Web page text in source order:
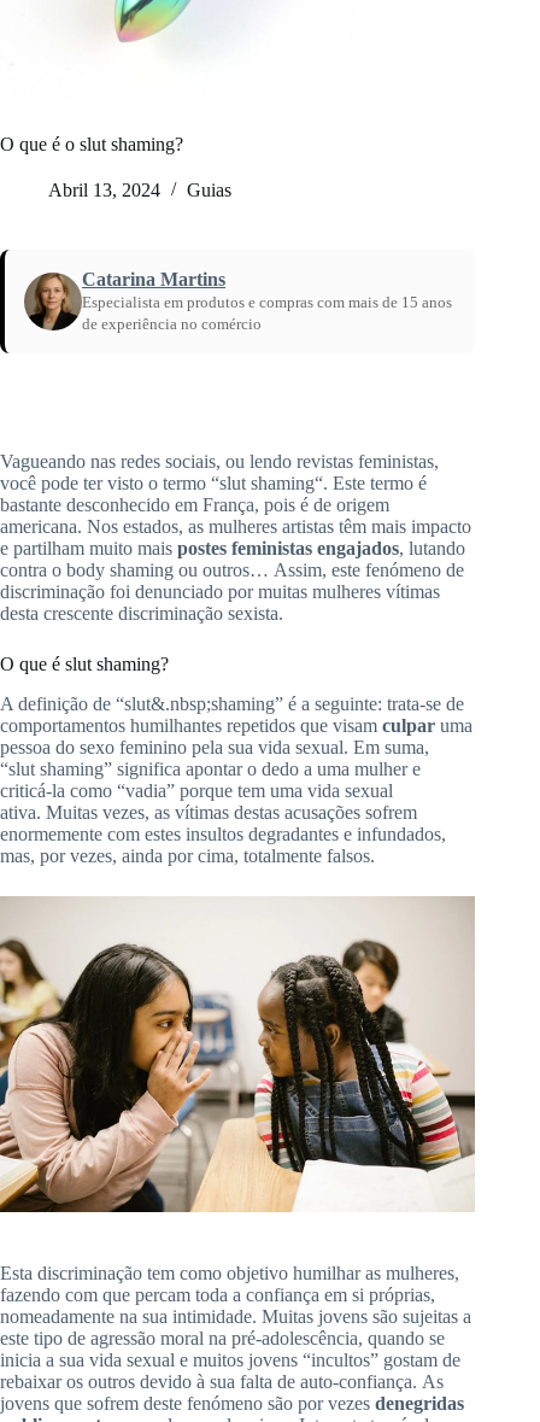
O que é o slut shaming?
Abril 13, 2024 Guias
Catarina Martins
Especialista em produtos e compras com mais de 15 anos
de experiência no comércio
Vagueando nas redes sociais, ou lendo revistas feministas,
você pode ter visto o termo “slut shaming“. Este termo é
bastante desconhecido em França, pois é de origem
americana. Nos estados, as mulheres artistas têm mais impacto
e partilham muito mais postes feministas engajados, lutando
contra o body shaming ou outros… Assim, este fenómeno de
discriminação foi denunciado por muitas mulheres vítimas
desta crescente discriminação sexista.
O que é slut shaming?
A definição de “slut&.nbsp;shaming” é a seguinte: trata-se de
comportamentos humilhantes repetidos que visam culpar uma
pessoa do sexo feminino pela sua vida sexual. Em suma,
“slut shaming” significa apontar o dedo a uma mulher e
criticá-la como “vadia” porque tem uma vida sexual
ativa. Muitas vezes, as vítimas destas acusações sofrem
enormemente com estes insultos degradantes e infundados,
mas, por vezes, ainda por cima, totalmente falsos.
Esta discriminação tem como objetivo humilhar as mulheres,
fazendo com que percam toda a confiança em si próprias,
nomeadamente na sua intimidade. Muitas jovens são sujeitas a
este tipo de agressão moral na pré-adolescência, quando se
inicia a sua vida sexual e muitos jovens “incultos” gostam de
rebaixar os outros devido à sua falta de auto-confiança. As
jovens que sofrem deste fenómeno são por vezes denegridas